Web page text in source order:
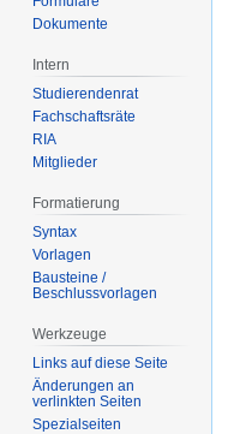
Dokumente
Intern
Studierendenrat
Fachschaftsräte
RIA
Mitglieder
Formatierung
Syntax
Vorlagen
Bausteine /
Beschlussvorlagen
Werkzeuge
Links auf diese Seite
Änderungen an
verlinkten Seiten
Spezialseiten